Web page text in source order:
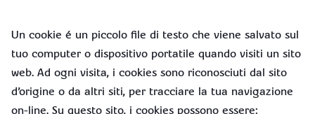
Un cookie é un piccolo file di testo che viene salvato sul
tuo computer o dispositivo portatile quando visiti un sito
web. Ad ogni visita, i cookies sono riconosciuti dal sito
d’origine o da altri siti, per tracciare la tua navigazione
on-line. Su questo sito, i cookies possono essere: